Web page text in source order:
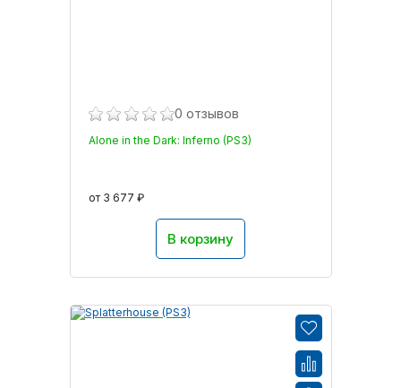
0 отзывов
Alone in the Dark: Inferno (PS3)
от 3 677 ₽
В корзину